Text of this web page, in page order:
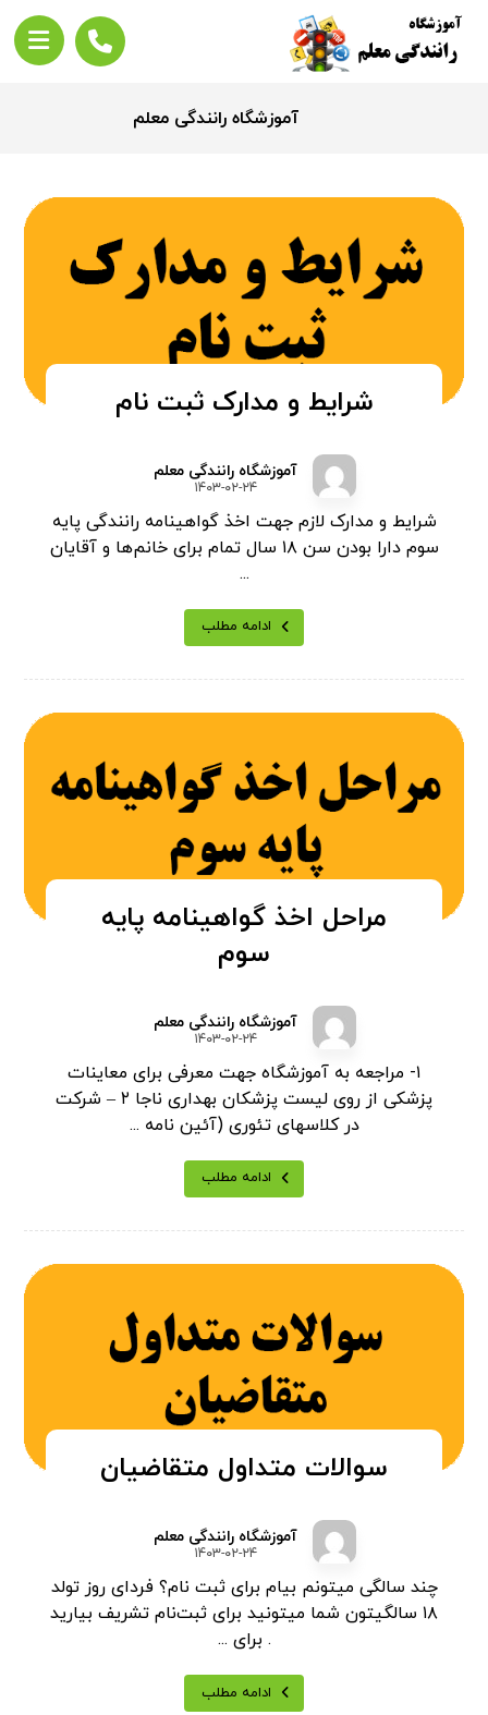
آموزشگاه رانندگی معلم
شرایط و مدارک ثبت نام
آموزشگاه رانندگی معلم
۱۴۰۳-۰۲-۲۴
شرایط و مدارک لازم جهت اخذ گواهینامه رانندگی پایه
سوم دارا بودن سن ۱۸ سال تمام برای خانم‌ها و آقایان
...
ادامه مطلب
مراحل اخذ گواهینامه پایه
سوم
آموزشگاه رانندگی معلم
۱۴۰۳-۰۲-۲۴
۱- مراجعه به آموزشگاه جهت معرفی برای معاینات
پزشکی از روی لیست پزشکان بهداری ناجا ۲ – شرکت
در کلاسهای تئوری (آئین نامه ...
ادامه مطلب
سوالات متداول متقاضیان
آموزشگاه رانندگی معلم
۱۴۰۳-۰۲-۲۴
چند سالگی میتونم بیام برای ثبت نام؟ فردای روز تولد
۱۸ سالگیتون شما میتونید برای ثبت‌نام تشریف بیارید
. برای ...
ادامه مطلب